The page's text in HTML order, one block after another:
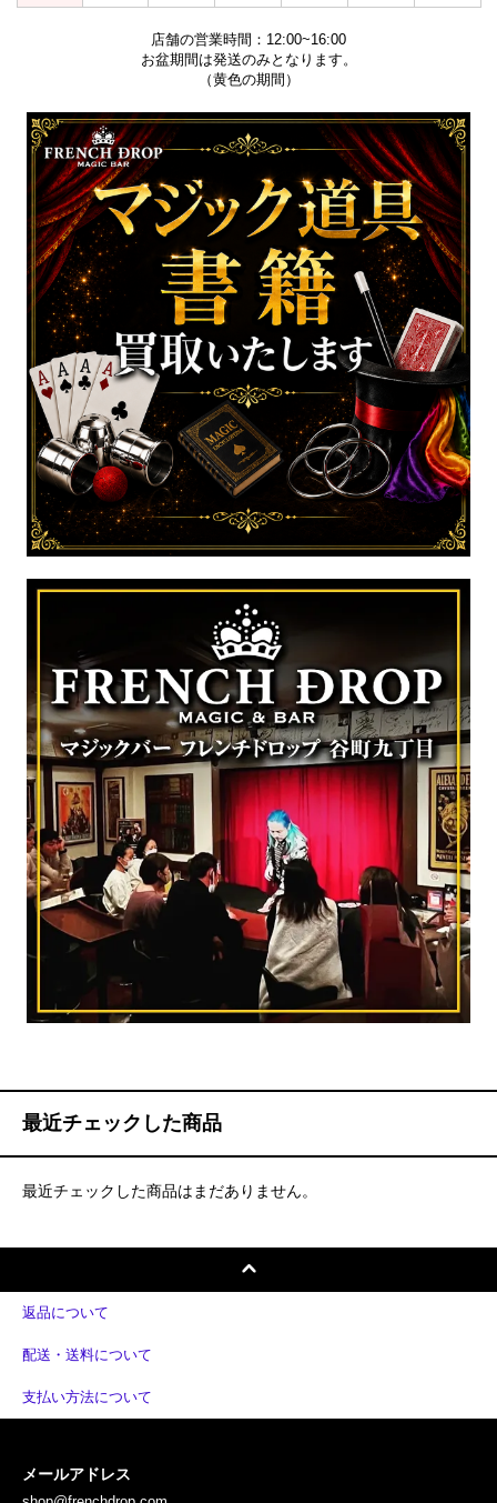
店舗の営業時間：12:00~16:00
お盆期間は発送のみとなります。
（黄色の期間）
最近チェックした商品
最近チェックした商品はまだありません。
返品について
配送・送料について
支払い方法について
メールアドレス